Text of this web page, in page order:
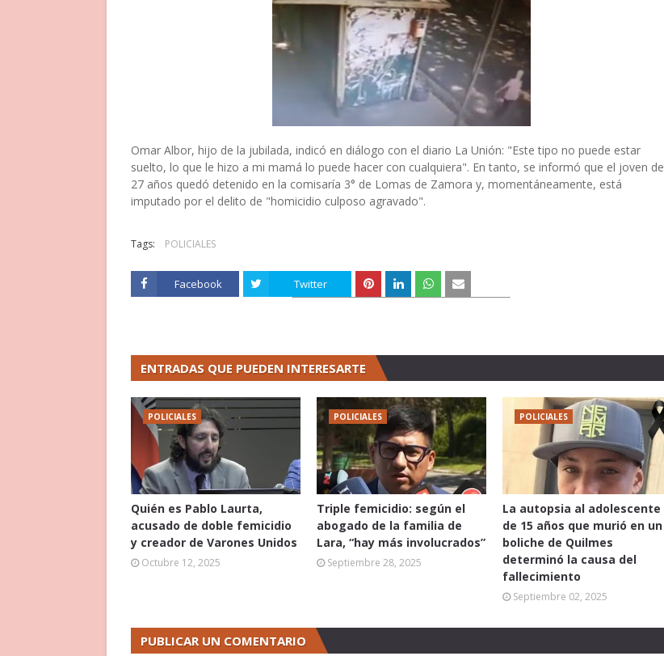
Omar Albor, hijo de la jubilada, indicó en diálogo con el diario La Unión: "Este tipo no puede estar
suelto, lo que le hizo a mi mamá lo puede hacer con cualquiera". En tanto, se informó que el joven de
27 años quedó detenido en la comisaría 3° de Lomas de Zamora y, momentáneamente, está
imputado por el delito de "homicidio culposo agravado".
Tags: POLICIALES
Facebook Twitter
ENTRADAS QUE PUEDEN INTERESARTE
POLICIALES
Quién es Pablo Laurta,
acusado de doble femicidio
y creador de Varones Unidos
Octubre 12, 2025
POLICIALES
Triple femicidio: según el
abogado de la familia de
Lara, “hay más involucrados”
Septiembre 28, 2025
POLICIALES
La autopsia al adolescente
de 15 años que murió en un
boliche de Quilmes
determinó la causa del
fallecimiento
Septiembre 02, 2025
PUBLICAR UN COMENTARIO